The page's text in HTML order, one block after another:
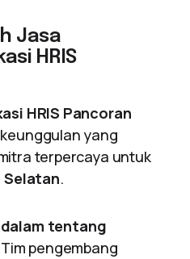
Jasa
HRIS
HRIS Pancoran
yang
terpercaya untuk
.
tentang
Tim pengembang